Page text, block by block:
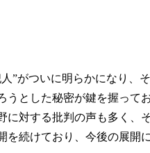
”がついに明らかになり、
とした秘密が鍵を握って
対する批判の声も多く、
続けており、今後の展開